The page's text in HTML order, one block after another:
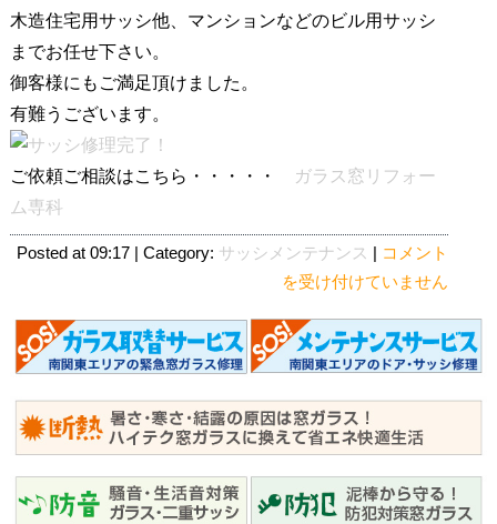
木造住宅用サッシ他、マンションなどのビル用サッシ
までお任せ下さい。
御客様にもご満足頂けました。
有難うございます。
ご依頼ご相談はこちら・・・・・ ガラス窓リフォー
ム専科
Posted at 09:17 | Category: サッシメンテナンス | 窓
の
が
動
い・・
サ
ッ
コメント
を受け付けていません